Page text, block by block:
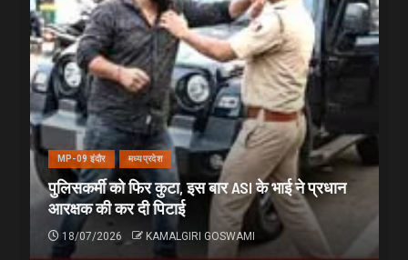
MP-09 इंदौर मध्यप्रदेश
पुलिसकर्मी को फिर कुटा, इस बार ASI के भाई ने प्रधान
आरक्षक की कर दी पिटाई
18/07/2026 KAMALGIRI GOSWAMI